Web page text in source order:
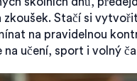
zkoušek. Stačí si
na pravidelnou
učení, sport i volný